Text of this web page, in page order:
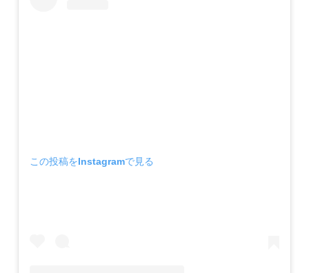
この投稿をInstagramで見る